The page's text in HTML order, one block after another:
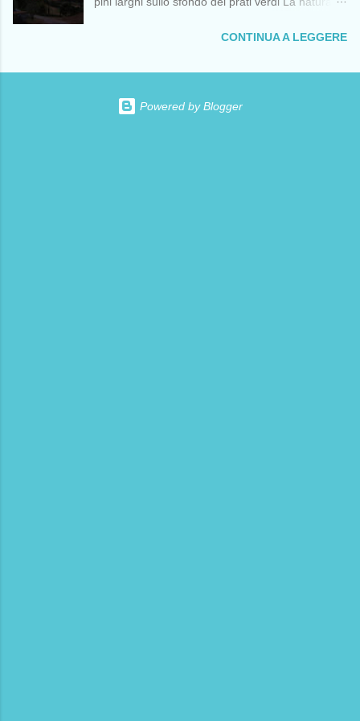
mondo trasmesso in diretta streaming e sta
Stati Uniti contro i popoli di Venezuela, Iran,
intorno Solo un rumore lontano mentre ansima e
ANCHE:
https://www.senzafine.info/2026/07/romena.html
CONTINUA A LEGGERE
Powered by Blogger